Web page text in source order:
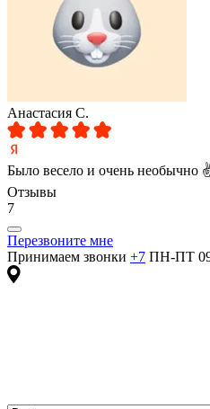
Анастасия С.
Было весело и очень необычно
Отзывы
7
Перезвоните мне
Принимаем звонки +7 ПН-ПТ